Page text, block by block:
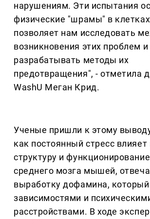
нарушениям. Эти испытания
физические "шрамы" в
позволяет нам исследовать
возникновения этих проблем и
разрабатывать методы их
предотвращения", - отметила
WashU Меган Крид.
Ученые пришли к этому
как постоянный стресс влияет
структуру и
среднего мозга мышей,
выработку дофамина, который
зависимостями и
расстройствами. В ходе